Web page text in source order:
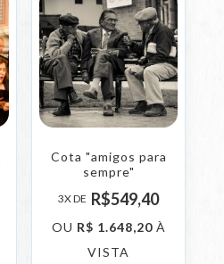
Cota "amigos para
sempre"
3X DE R$549,40
OU R$ 1.648,20À
VISTA